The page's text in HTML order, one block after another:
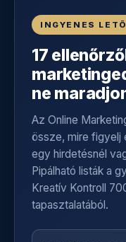
INGYENES
17
ne
Az Online
össze, mire figyelj
egy hirdetésnél
Pipálható listák a
Kreatív Kontroll
tapasztalatából.